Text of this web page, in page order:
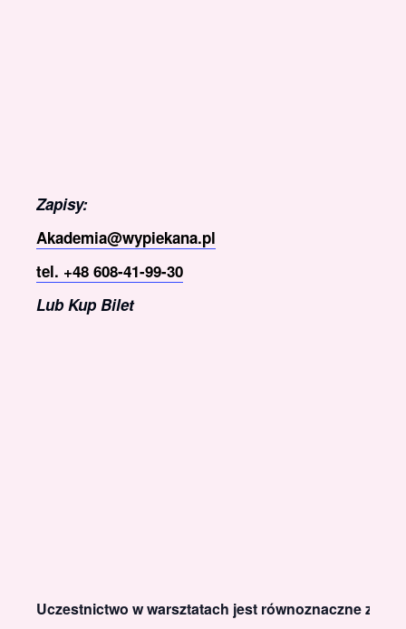
Zapisy:
Akademia@wypiekana.pl
tel. +48 608-41-99-30
Lub Kup Bilet
Uczestnictwo w warsztatach jest równoznaczne z